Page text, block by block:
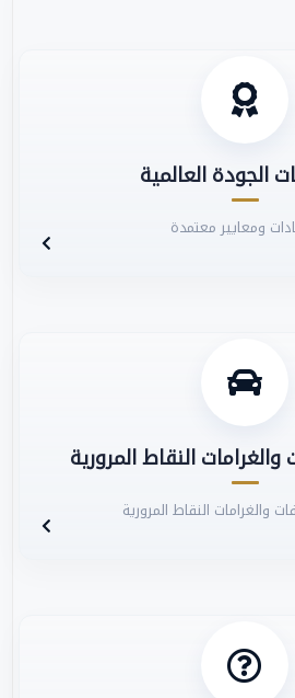
الجودة العالمية
ومعايير معتمدة
النقاط المرورية
والغرامات النقاط المرورية